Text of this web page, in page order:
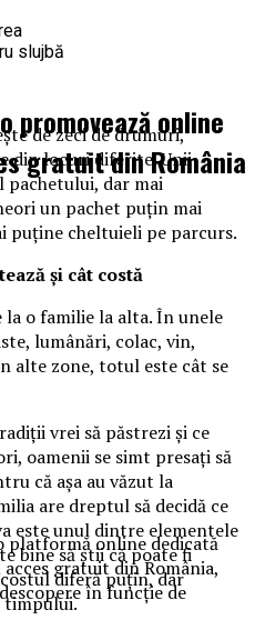
slujbă
de zeci de drumuri,
din locuri diferite. Unii
dar mai
un pachet puțin mai
puține cheltuieli pe parcurs.
și cât costă
o familie la alta. În unele
lumânări, colac, vin,
alte zone, totul este cât se
vrei să păstrezi și ce
oamenii se simt presați să
că așa au văzut la
are dreptul să decidă ce
este unul dintre elementele
bine să știi că poate fi
diferă puțin, dar
timpului.
promovează online
gratuit din România
platformă online dedicată
gratuit din România,
în funcție de